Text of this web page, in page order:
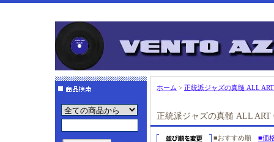
ホーム > 正統派ジャズの真髄 ALL
正統派ジャズの真髄 ALL ART
■おすすめ順 ■価